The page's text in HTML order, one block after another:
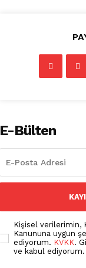
E-Bülten
Kişisel verilerimin,
Kanununa uygun
ediyorum. KVKK.
ve kabul ediyorum.